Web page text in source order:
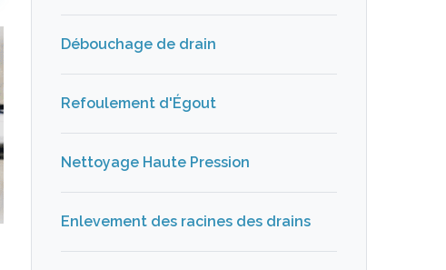
Débouchage de drain
Refoulement d'Égout
Nettoyage Haute Pression
Enlevement des racines des drains